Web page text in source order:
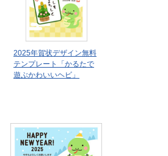
2025年賀状デザイン無料
テンプレート「かるたで
遊ぶかわいいヘビ」